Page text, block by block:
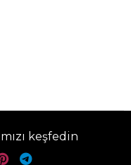
keşfedin